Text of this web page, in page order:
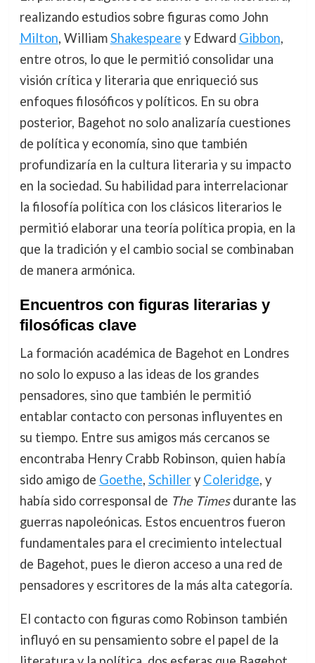
realizando estudios sobre figuras como John
Milton, WilliamShakespeare y Edward Gibbon,
entre otros, lo que le permitió consolidar una
visión crítica y literaria que enriqueció sus
enfoques filosóficos y políticos. En su obra
posterior, Bagehot no solo analizaría cuestiones
de política y economía, sino que también
profundizaría en la cultura literaria y su impacto
en la sociedad. Su habilidad para interrelacionar
la filosofía política con los clásicos literarios le
permitió elaborar una teoría política propia, en la
que la tradición y el cambio social se combinaban
de manera armónica.
Encuentros con figuras literarias y
filosóficas clave
La formación académica de Bagehot en Londres
no solo lo expuso a las ideas de los grandes
pensadores, sino que también le permitió
entablar contacto con personas influyentes en
su tiempo. Entre sus amigos más cercanos se
encontraba Henry Crabb Robinson, quien había
sido amigo de Goethe, Schillery Coleridge, y
había sido corresponsal de The Timesdurante las
guerras napoleónicas. Estos encuentros fueron
fundamentales para el crecimiento intelectual
de Bagehot, pues le dieron acceso a una red de
pensadores y escritores de la más alta categoría.
El contacto con figuras como Robinson también
influyó en su pensamiento sobre el papel de la